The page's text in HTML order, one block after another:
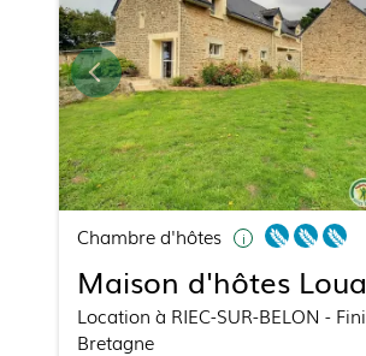
Chambre d'hôtes
Maison d'hôtes
Location à RIEC-SUR-BELON -
Bretagne